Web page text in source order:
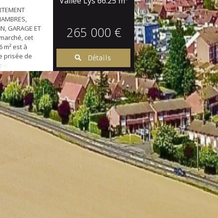
GARAGE ET
cet
m² est à
prisée de
chaussée
et de
calme, il
et
et son
prime, vous
265 000 €
Détails